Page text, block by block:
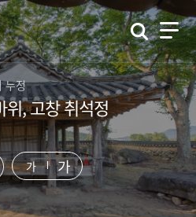
누정
위, 고창 취석정
가 가